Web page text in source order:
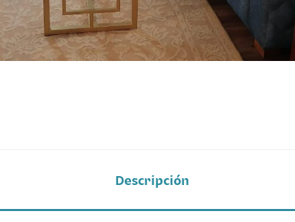
Belleza
Electrónicos y Accesorios
Descripción